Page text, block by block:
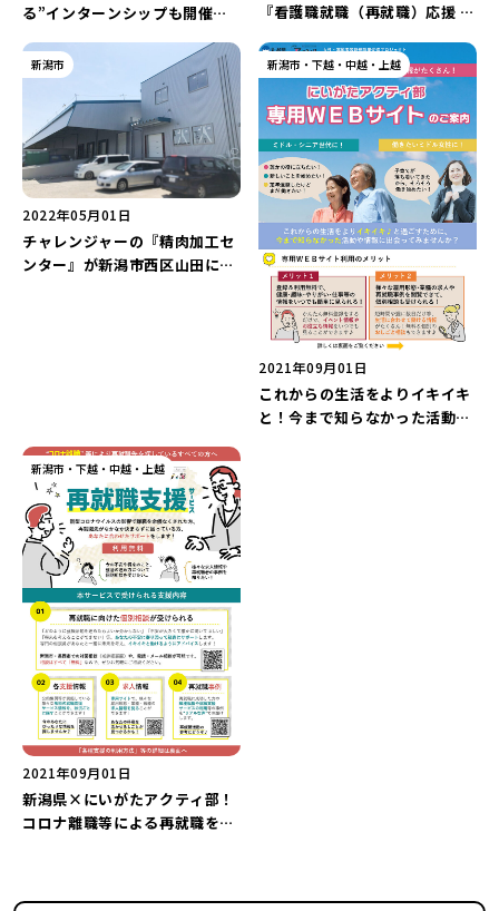
る”インターンシップも開催
ざわマッチボックス』をご紹
介！
『看護職就職（再就職）応援 オ
月25・26日、3月4・5日に開
催！
新潟市
2022年05月01日
チャレンジャーの『精肉加工セ
ンター』が新潟市西区山田に開
新潟市・下越・中越・上越
2021年09月01日
これからの生活をよりイキイキ
と！今まで知らなかった活動や
新潟市・下越・中越・上越
2021年09月01日
新潟県×にいがたアクティ部！
コロナ離職等による再就職をサ